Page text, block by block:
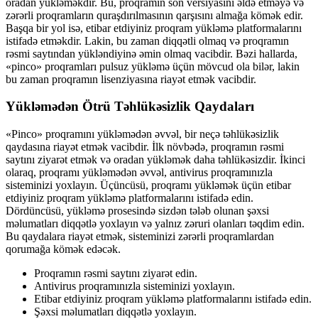
zərərli proqramların quraşdırılmasının qarşısını almağa kömək edir.
Başqa bir yol isə, etibar etdiyiniz proqram yükləmə platformalarını
istifadə etməkdir. Lakin, bu zaman diqqətli olmaq və proqramın
rəsmi saytından yükləndiyinə əmin olmaq vacibdir. Bəzi hallarda,
«pinco» proqramları pulsuz yükləmə üçün mövcud ola bilər, lakin
bu zaman proqramın lisenziyasına riayət etmək vacibdir.
Yükləmədən Ötrü Təhlükəsizlik Qaydaları
«Pinco» proqramını yükləmədən əvvəl, bir neçə təhlükəsizlik
qaydasına riayət etmək vacibdir. İlk növbədə, proqramın rəsmi
saytını ziyarət etmək və oradan yükləmək daha təhlükəsizdir. İkinci
olaraq, proqramı yükləmədən əvvəl, antivirus proqramınızla
sisteminizi yoxlayın. Üçüncüsü, proqramı yükləmək üçün etibar
etdiyiniz proqram yükləmə platformalarını istifadə edin.
Dördüncüsü, yükləmə prosesində sizdən tələb olunan şəxsi
məlumatları diqqətlə yoxlayın və yalnız zəruri olanları təqdim edin.
Bu qaydalara riayət etmək, sisteminizi zərərli proqramlardan
qorumağa kömək edəcək.
Proqramın rəsmi saytını ziyarət edin.
Antivirus proqramınızla sisteminizi yoxlayın.
Etibar etdiyiniz proqram yükləmə platformalarını istifadə edin.
Şəxsi məlumatları diqqətlə yoxlayın.